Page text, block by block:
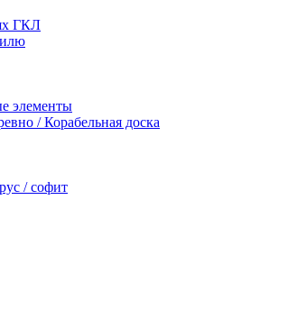
ГКЛ
элементы
/ Корабельная доска
/ софит